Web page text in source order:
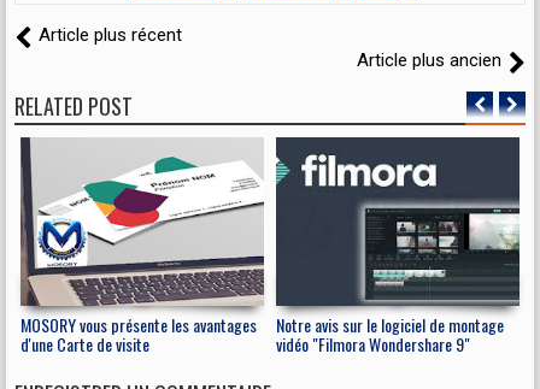
Article plus récent
Article plus ancien
RELATED POST
MOSORY vous présente les avantages
d'une Carte de visite
Notre avis sur le logiciel de montage
vidéo "Filmora Wondershare 9"